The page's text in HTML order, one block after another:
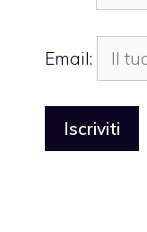
Email: